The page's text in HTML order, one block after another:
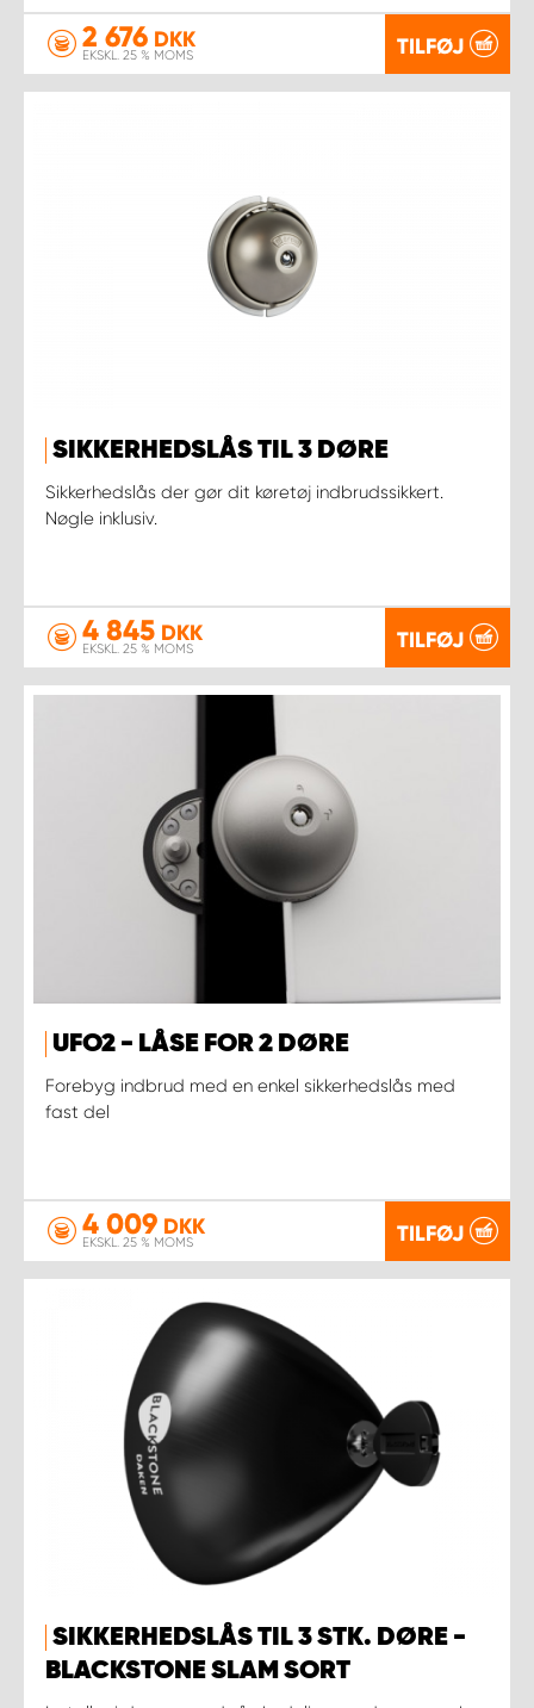
2 676 DKK
EKSKL. 25 % MOMS TILFØJ
SIKKERHEDSLÅS TIL 3 DØRE
Sikkerhedslås der gør dit køretøj indbrudssikkert.
Nøgle inklusiv.
4 845 DKK
EKSKL. 25 % MOMS TILFØJ
UFO2 - LÅSE FOR 2 DØRE
Forebyg indbrud med en enkel sikkerhedslås med
fast del
4 009 DKK
EKSKL. 25 % MOMS TILFØJ
SIKKERHEDSLÅS TIL 3 STK. DØRE -
BLACKSTONE SLAM SORT